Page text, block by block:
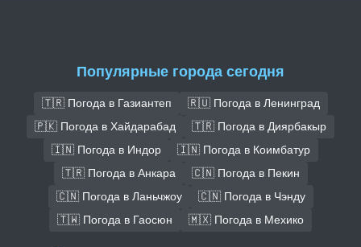
Популярные города сегодня
🇹🇷 Погода в Газиантеп
🇷🇺 Погода в Ленинград
🇵🇰 Погода в Хайдарабад
🇹🇷 Погода в Диярбакыр
🇮🇳 Погода в Индор
🇮🇳 Погода в Коимбатур
🇹🇷 Погода в Анкара
🇨🇳 Погода в Пекин
🇨🇳 Погода в Ланьчжоу
🇨🇳 Погода в Чэнду
🇹🇼 Погода в Гаосюн
🇲🇽 Погода в Мехико